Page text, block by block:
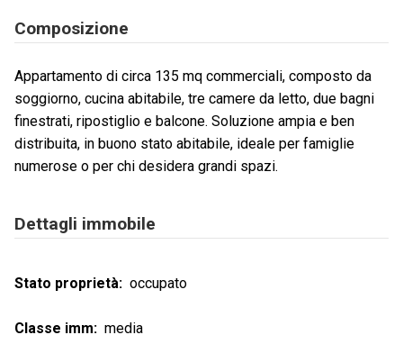
Composizione
Appartamento di circa 135 mq commerciali, composto da
soggiorno, cucina abitabile, tre camere da letto, due bagni
finestrati, ripostiglio e balcone. Soluzione ampia e ben
distribuita, in buono stato abitabile, ideale per famiglie
numerose o per chi desidera grandi spazi.
Dettagli immobile
Stato proprietà occupato
Classe imm media